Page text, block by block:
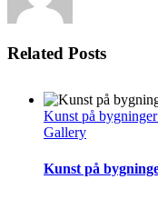
Related Posts
Kunst på
Gallery
Kunst på